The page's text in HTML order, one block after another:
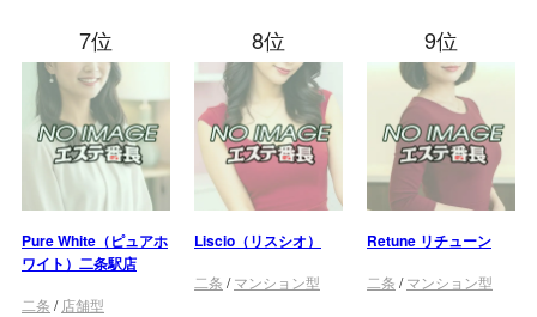
7位
Pure White（ピュアホ
ワイト）二条駅店
二条 / 店舗型
8位
Liscio（リスシオ）
二条 /マンション型
9位
Retune リチューン
二条 /マンション型